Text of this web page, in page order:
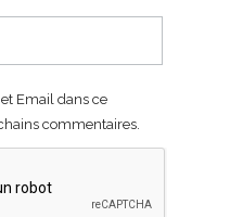
Email dans ce
commentaires.